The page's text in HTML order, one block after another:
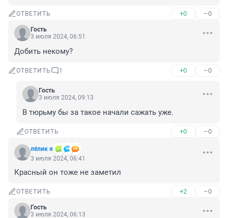
ОТВЕТИТЬ +0 –0
Гость
3 июля 2024, 06:51
Добить некому?
ОТВЕТИТЬ 1 +0 –0
Гость
3 июля 2024, 09:13
В тюрьму бы за такое начали сажать уже.
ОТВЕТИТЬ +0 –0
лёлик я
3 июля 2024, 06:41
Красный он тоже не заметил
ОТВЕТИТЬ +2 –0
Гость
3 июля 2024, 06:13